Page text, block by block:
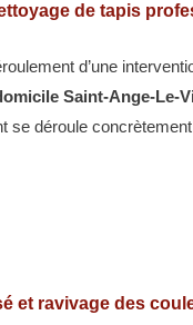
de tapis
d’une
Saint-Ange-Le-
se déroule
et ravivage des